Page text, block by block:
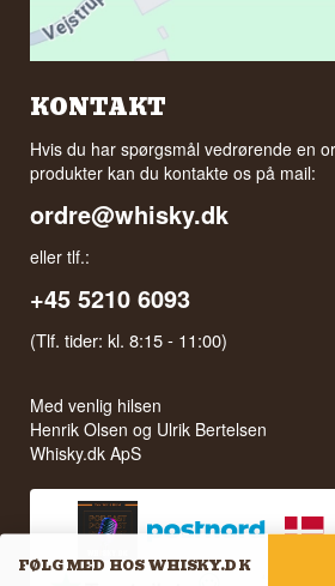
KONTAKT
Hvis du har spørgsmål vedrørende en
produkter kan du kontakte os på mail:
ordre@whisky.dk
eller tlf.:
+45 5210 6093
(Tlf. tider: kl. 8:15 - 11:00)
Med venlig hilsen
Henrik Olsen og Ulrik Bertelsen
Whisky.dk ApS
FØLG MED HOS WHISKY.DK